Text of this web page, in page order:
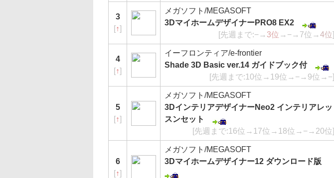
3
[↑]
メガソフト/MEGASOFT
3DマイホームデザイナーPRO8 EX2
[先週まで:−→ 3位 →−→7位→4位]
4
[↑]
イーフロンティア/e-frontier
Shade 3D Basic ver.14 ガイドブック付
[先週まで:10位→19位→−→9位→−]
5
[↑]
メガソフト/MEGASOFT
3DインテリアデザイナーNeo2 インテリアレッ
スンセット
[先週まで:16位→17位→18位→−→20位]
6
[↑]
メガソフト/MEGASOFT
3Dマイホームデザイナー12 ダウンロード版